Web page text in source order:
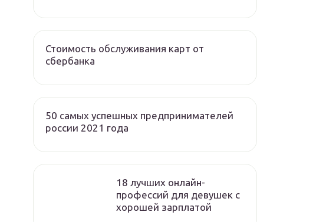
Стоимость обслуживания карт от
сбербанка
50 самых успешных предпринимателей
россии 2021 года
18 лучших онлайн-
профессий для девушек с
хорошей зарплатой